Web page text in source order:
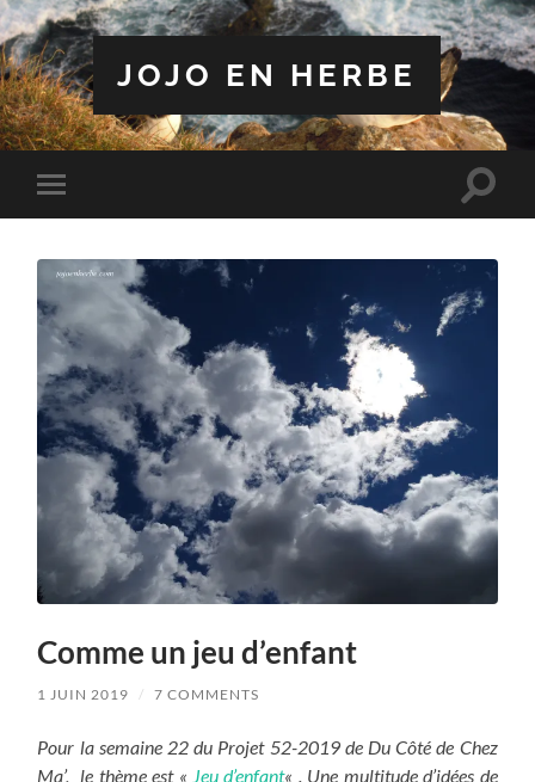
JOJO EN HERBE
Toggle
mobile
Toggle
Comme un jeu d’enfant
1 JUIN 2019 / 7 COMMENTS
Pour la semaine 22 du Projet 52-2019 de Du Côté de Chez
Ma’, le thème est « Jeu d’enfant« . Une multitude d’idées de